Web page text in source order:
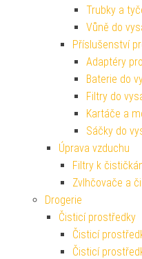
Trubky a
Vůně do
Příslušenství
Adaptéry
Baterie do
Filtry do
Kartáče a
Sáčky do
Úprava vzduchu
Filtry k
Zvlhčovače a
Drogerie
Čisticí prostředky
Čisticí
Čisticí